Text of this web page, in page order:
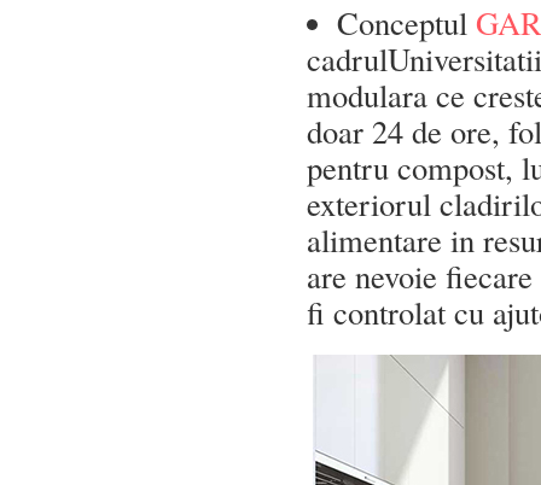
Conceptul
modulara ce
doar 24 de ore,
pentru compost,
exteriorul
alimentare in
are nevoie
fi controlat cu